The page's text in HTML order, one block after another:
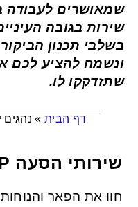
שמאושרים לעבודה
שירות בגובה
בשלבי תכנון
ונשמח להציע לכם
שתזדקקו לו.
דף הבית » נהגים
שירותי הסעה VIP עם מגע אישי
חוו את הפאר